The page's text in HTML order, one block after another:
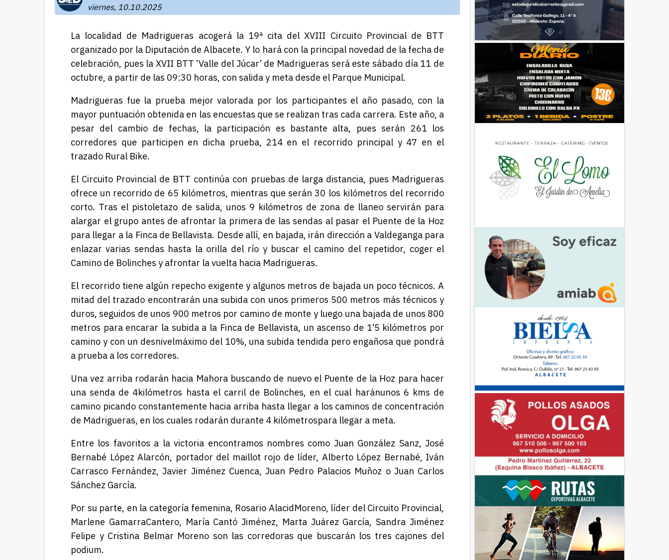
viernes, 10.10.2025
La localidad de Madrigueras acogerá la 19ª cita del XVIII Circuito Provincial de BTT
organizado por la Diputación de Albacete. Y lo hará con la principal novedad de la fecha de
celebración, pues la XVII BTT ‘Valle del Júcar’ de Madrigueras será este sábado día 11 de
octubre, a partir de las 09:30 horas, con salida y meta desde el Parque Municipal.
Madrigueras fue la prueba mejor valorada por los participantes el año pasado, con la
mayor puntuación obtenida en las encuestas que se realizan tras cada carrera. Este año, a
pesar del cambio de fechas, la participación es bastante alta, pues serán 261 los
corredores que participen en dicha prueba, 214 en el recorrido principal y 47 en el
trazado Rural Bike.
El Circuito Provincial de BTT continúa con pruebas de larga distancia, pues Madrigueras
ofrece un recorrido de 65 kilómetros, mientras que serán 30 los kilómetros del recorrido
corto. Tras el pistoletazo de salida, unos 9 kilómetros de zona de llaneo servirán para
alargar el grupo antes de afrontar la primera de las sendas al pasar el Puente de la Hoz
para llegar a la Finca de Bellavista. Desde allí, en bajada, irán dirección a Valdeganga para
enlazar varias sendas hasta la orilla del río y buscar el camino del repetidor, coger el
Camino de Bolinches y afrontar la vuelta hacia Madrigueras.
El recorrido tiene algún repecho exigente y algunos metros de bajada un poco técnicos. A
mitad del trazado encontrarán una subida con unos primeros 500 metros más técnicos y
duros, seguidos de unos 900 metros por camino de monte y luego unabajada de unos 800
metros para encarar la subida a la Finca de Bellavista, un ascenso de 1’5 kilómetros por
camino y con un desnivelmáximo del 10%, una subida tendida pero engañosa que pondrá
a prueba a los corredores.
Una vez arriba rodarán hacia Mahora buscando de nuevo el Puente de la Hoz para hacer
una senda de 4kilómetros hasta el carril de Bolinches, en el cual haránunos 6 kms de
camino picando constantemente hacia arriba hasta llegar a los caminos de concentración
de Madrigueras, en los cuales rodarán durante 4 kilómetrospara llegar a meta.
Entre los favoritos a la victoria encontramos nombres como Juan González Sanz, José
Bernabé López Alarcón, portador del maillot rojo de líder, Alberto López Bernabé, Iván
Carrasco Fernández, Javier Jiménez Cuenca, Juan Pedro Palacios Muñoz o Juan Carlos
Sánchez García.
Por su parte, en la categoría femenina, Rosario AlacidMoreno, líder del Circuito Provincial,
Marlene GamarraCantero, María Cantó Jiménez, Marta Juárez García, Sandra Jiménez
Felipe yCristina Belmar Moreno son las corredoras que buscarán los tres cajones del
podium.